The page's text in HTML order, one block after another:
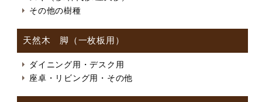
その他の樹種
天然木 脚（一枚板用）
ダイニング用・デスク用
座卓・リビング用・その他